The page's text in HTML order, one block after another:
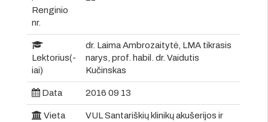
Renginio
nr.
Lektorius(-
iai)
dr. Laima Ambrozaitytė, LMA tikrasis
narys, prof. habil. dr. Vaidutis
Kučinskas
Data 2016 09 13
Vieta
VUL Santariškių klinikų akušerijos ir